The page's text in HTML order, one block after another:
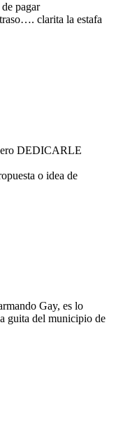
pagar
clarita la estafa
DEDICARLE
o idea de
Gay, es lo
guita del municipio de